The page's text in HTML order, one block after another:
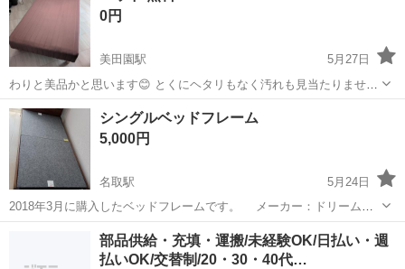
0円
美田園駅
5月27日
わりと美品かと思います😊 とくにヘタリもなく汚れも見当たりませ
ん。 無料のため非対面です。住所おしえた後家の外に出しておくので
勝手に回収して貰って大丈夫です✨
宮城 名取市 美田園駅 ベッド
シングルベッドフレーム
5,000円
名取駅
5月24日
2018年3月に購入したベッドフレームです。 メーカー：ドリームベ
ッド 品名：ルンレシア2901 枕元に棚があるフレームが必要にな
り、別のベッドフレームを購入したため不要になりました。 使用中不
具合はありませんでした。私...
名取市 名取駅 ベッド フレーム
部品供給・充填・運搬/未経験OK/日払い・週
払いOK/交替制/20・30・40代…